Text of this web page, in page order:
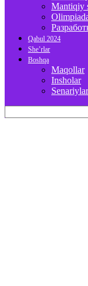
Mantiqiy
Qabul 2024
She’rlar
Boshqa
Maqollar
Insholar
Senariylar